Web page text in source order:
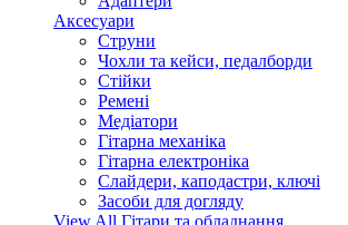
Аксесуари
Струни
Чохли та кейси, педалборди
Стійки
Ремені
Медіатори
Гітарна механіка
Гітарна електроніка
Слайдери, каподастри, ключі
Засоби для догляду
View All Гітари та обладнання